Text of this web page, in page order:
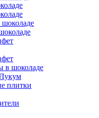
в шоколаде
плитки